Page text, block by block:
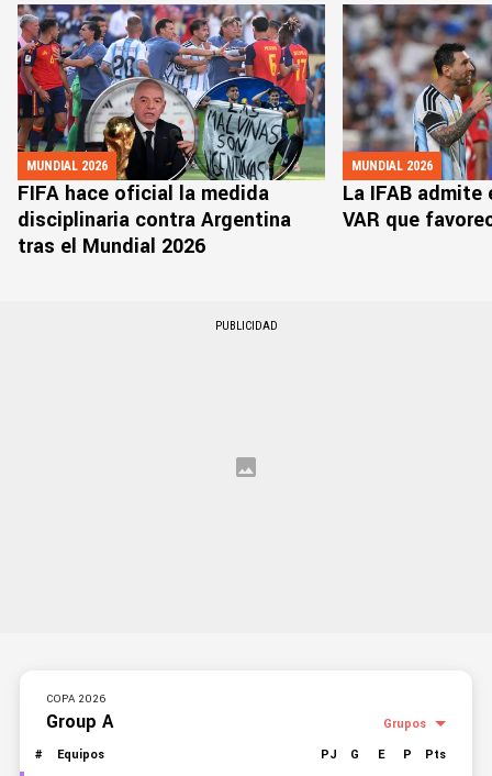
MUNDIAL 2026
FIFA hace oficial la medida
disciplinaria contra Argentina
tras el Mundial 2026
MUNDIAL 2026
La IFAB admite
VAR que
PUBLICIDAD